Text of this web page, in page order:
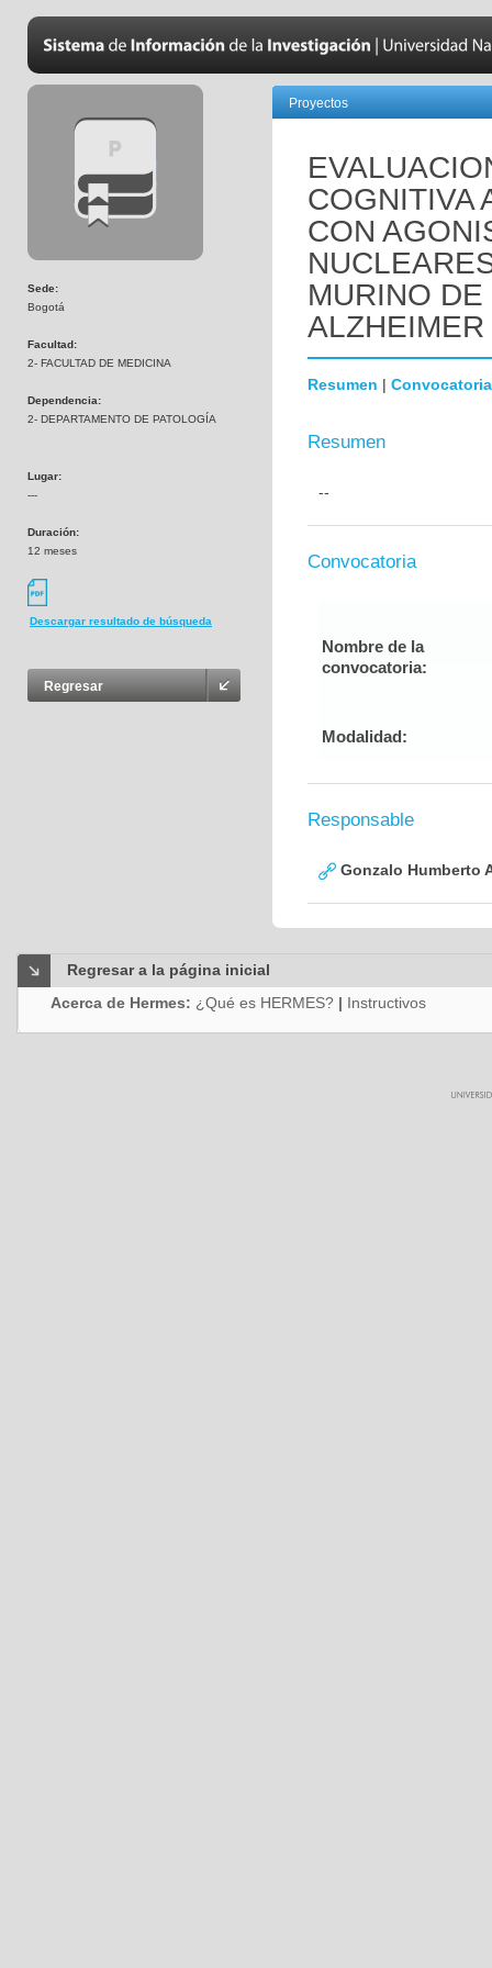
Sede:
Bogotá
Facultad:
2- FACULTAD DE MEDICINA
Dependencia:
2- DEPARTAMENTO DE PATOLOGÍA
Lugar:
---
Duración:
12 meses
Descargar resultado de búsqueda
Regresar
Proyectos
COGNITIVA
CON
MURINO
Resumen | Convocatoria
Resumen
--
Convocatoria
Nombre de la
convocatoria:
Modalidad:
Responsable
Gonzalo Humberto
Regresar a la página inicial
Acerca de Hermes: ¿Qué es HERMES? | Instructivos